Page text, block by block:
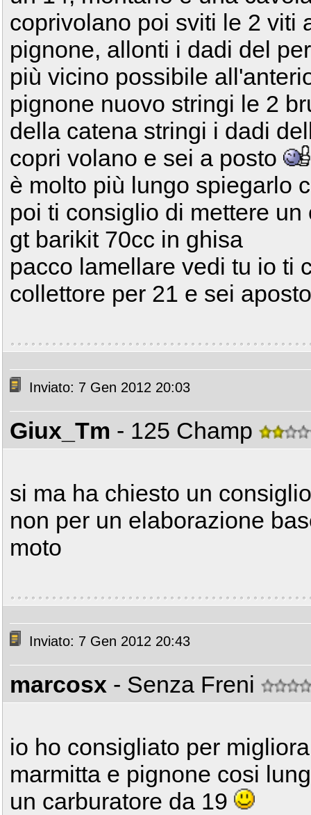
coprivolano poi sviti le 2 viti
pignone, allonti i dadi del
più vicino possibile
pignone nuovo stringi le 2
della catena stringi i dadi
copri volano e sei a posto
è molto più lungo spiegarlo
poi ti consiglio di mettere un
gt barikit 70cc in ghisa
pacco lamellare vedi tu io ti
collettore per 21 e sei
Inviato: 7 Gen 2012 20:03
Giux_Tm - 125 Champ
si ma ha chiesto un
non per un elaborazione
moto
Inviato: 7 Gen 2012 20:43
marcosx - Senza Freni
io ho consigliato per
marmitta e pignone cosi
un carburatore da 19